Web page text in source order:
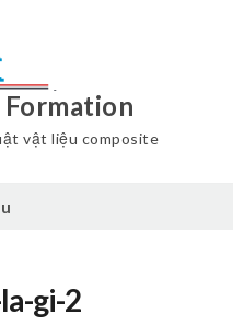
vật liệu composite
gi-2